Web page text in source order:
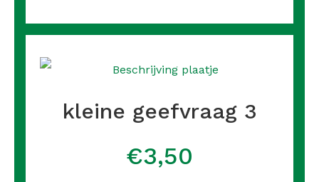
kleine geefvraag 3
€3,50